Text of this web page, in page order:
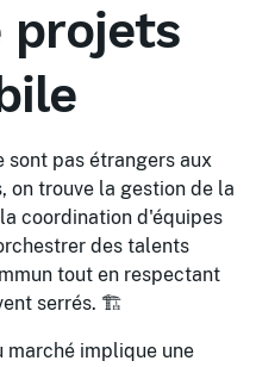
projets
sont pas étrangers aux
on trouve la gestion de la
coordination d'équipes
des talents
tout en respectant
serrés. 🏗️
marché implique une